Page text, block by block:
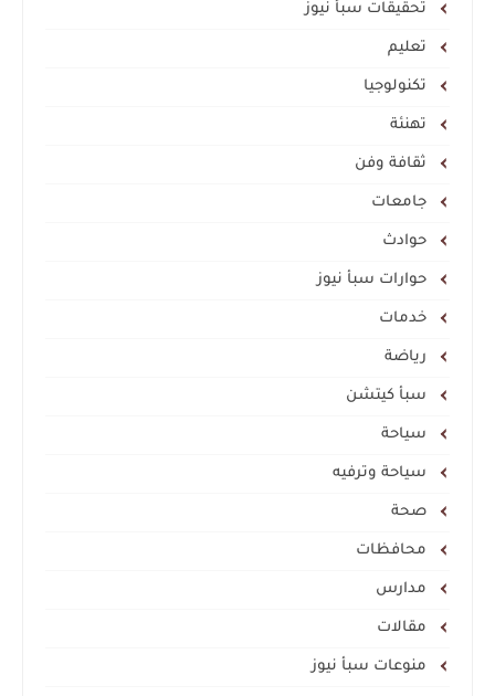
تحقيقات سبأ نيوز
تعليم
تكنولوجيا
تهنئة
ثقافة وفن
جامعات
حوادث
حوارات سبأ نيوز
خدمات
رياضة
سبأ كيتشن
سياحة
سياحة وترفيه
صحة
محافظات
مدارس
مقالات
منوعات سبأ نيوز